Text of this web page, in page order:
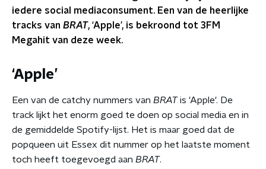
iedere social mediaconsument. Een van de heerlijke
tracks van BRAT, ‘Apple’, is bekroond tot 3FM
Megahit van deze week.
‘Apple’
Een van de catchy nummers van BRATis 'Apple'. De
track lijkt het enorm goed te doen op social media en in
de gemiddelde Spotify-lijst. Het is maar goed dat de
popqueen uit Essex dit nummer op het laatste moment
toch heeft toegevoegd aan BRAT.